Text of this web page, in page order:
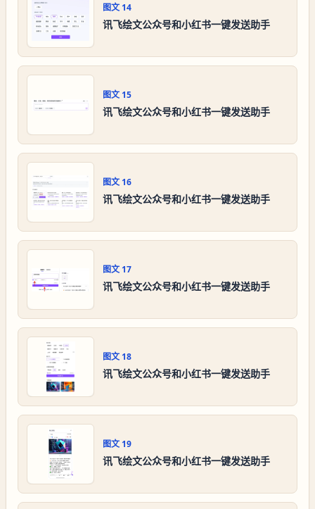
图文 14
讯飞绘文公众号和小红书一键发送助手
图文 15
讯飞绘文公众号和小红书一键发送助手
图文 16
讯飞绘文公众号和小红书一键发送助手
图文 17
讯飞绘文公众号和小红书一键发送助手
图文 18
讯飞绘文公众号和小红书一键发送助手
图文 19
讯飞绘文公众号和小红书一键发送助手